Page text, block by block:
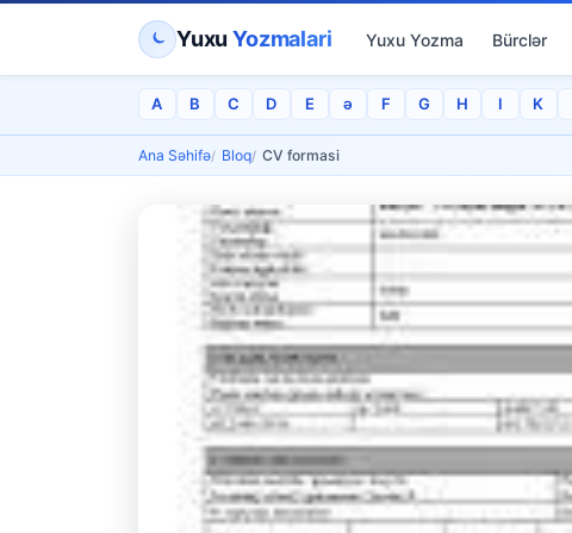
YuxuYozmalari Yuxu Yozma Bürclər
A B C D E ə F G H I K
Ana Səhifə Bloq CV formasi